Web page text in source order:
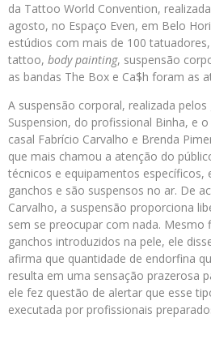
da Tattoo World Convention,
agosto, no Espaço Even, em Belo
estúdios com mais de 100
tattoo, body painting, suspensão
as bandas The Box e Ca$h foram as
A suspensão corporal, realizada pelos
Suspension, do profissional Binha, e
casal Fabrício Carvalho e Brenda
que mais chamou a atenção do
técnicos e equipamentos específicos,
ganchos e são suspensos no ar. De
Carvalho, a suspensão proporciona
sem se preocupar com nada. Mesmo
ganchos introduzidos na pele, ele
afirma que quantidade de endorfina
resulta em uma sensação prazerosa
ele fez questão de alertar que esse
executada por profissionais